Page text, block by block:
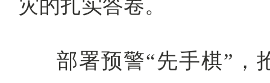
灾的扎实答卷。
部署预警“先手棋”，